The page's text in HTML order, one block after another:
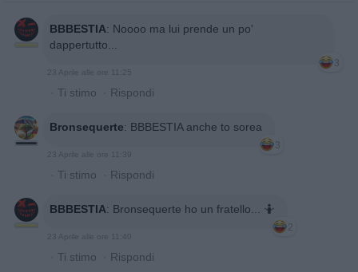
BBBESTIA: Noooo ma lui prende un po'
dappertutto...
3
23 Aprile alle ore 11:25
· Ti stimo · Rispondi
Bronsequerte: BBBESTIA anche to sorea
3
23 Aprile alle ore 11:39
· Ti stimo · Rispondi
BBBESTIA: Bronsequerte ho un fratello... 🤷
2
23 Aprile alle ore 11:40
· Ti stimo · Rispondi